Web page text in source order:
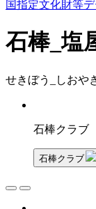
国指定文化財等
石棒_塩
せきぼう_しおや
石棒クラブ
石棒クラブ